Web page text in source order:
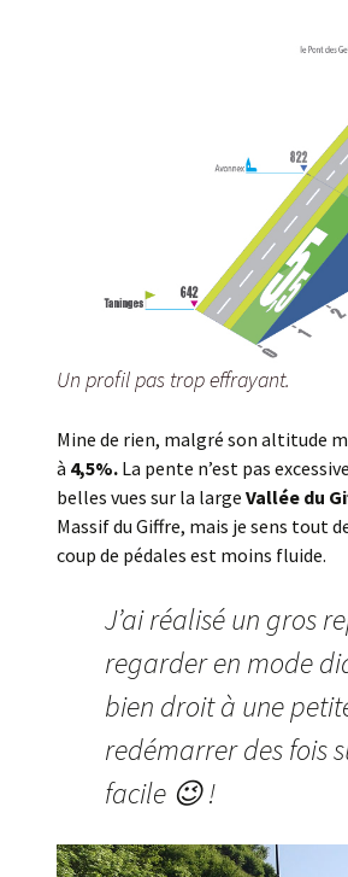
Un profil pas trop effrayant.
Mine de rien, malgré son altitude
à 4,5%. La pente n’est pas
belles vues sur la large Vallée du
Massif du Giffre, mais je sens tout
coup de pédales est moins fluide.
J’ai réalisé un gros
regarder en mode
bien droit à une
redémarrer des fois
facile 😉 !